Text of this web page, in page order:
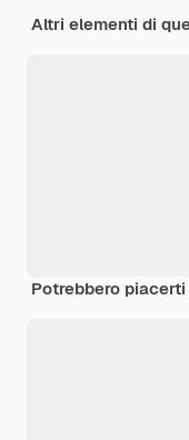
Altri elementi di
Potrebbero